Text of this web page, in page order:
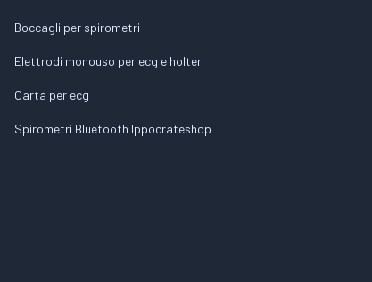
Boccagli per spirometri
Elettrodi monouso per ecg e holter
Carta per ecg
Spirometri Bluetooth Ippocrateshop